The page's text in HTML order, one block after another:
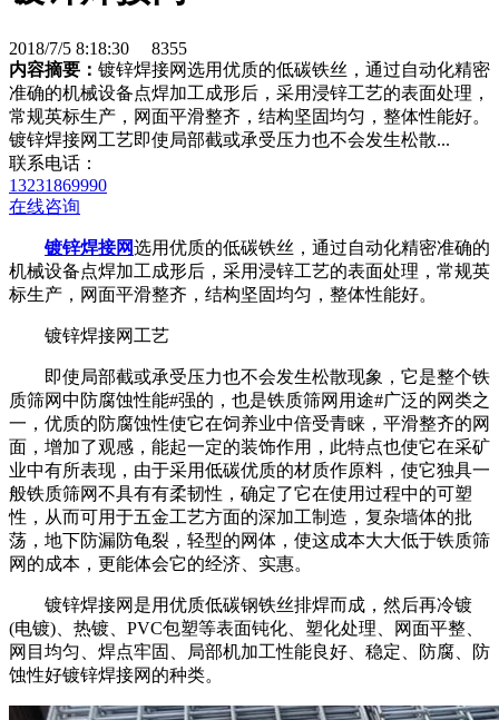
2018/7/5 8:18:30
8355
内容摘要： 镀锌焊接网选用优质的低碳铁丝，通过自动化精密
准确的机械设备点焊加工成形后，采用浸锌工艺的表面处理，
常规英标生产，网面平滑整齐，结构坚固均匀，整体性能好。
镀锌焊接网工艺即使局部截或承受压力也不会发生松散...
联系电话：
13231869990
在线咨询
镀锌焊接网选用优质的低碳铁丝，通过自动化精密准确的
机械设备点焊加工成形后，采用浸锌工艺的表面处理，常规英
标生产，网面平滑整齐，结构坚固均匀，整体性能好。
镀锌焊接网工艺
即使局部截或承受压力也不会发生松散现象，它是整个铁
质筛网中防腐蚀性能#强的，也是铁质筛网用途#广泛的网类之
一，优质的防腐蚀性使它在饲养业中倍受青睐，平滑整齐的网
面，增加了观感，能起一定的装饰作用，此特点也使它在采矿
业中有所表现，由于采用低碳优质的材质作原料，使它独具一
般铁质筛网不具有有柔韧性，确定了它在使用过程中的可塑
性，从而可用于五金工艺方面的深加工制造，复杂墙体的批
荡，地下防漏防龟裂，轻型的网体，使这成本大大低于铁质筛
网的成本，更能体会它的经济、实惠。
镀锌焊接网是用优质低碳钢铁丝排焊而成，然后再冷镀
(电镀)、热镀、PVC包塑等表面钝化、塑化处理、网面平整、
网目均匀、焊点牢固、局部机加工性能良好、稳定、防腐、防
蚀性好镀锌焊接网的种类。